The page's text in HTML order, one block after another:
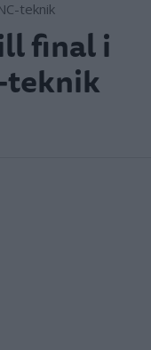
final i
teknik